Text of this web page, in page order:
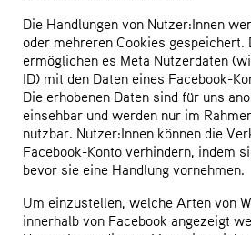
Die Handlungen von Nutzer:Innen
oder mehreren Cookies gespeichert.
ermöglichen es Meta Nutzerdaten
ID) mit den Daten eines Facebook-
Die erhobenen Daten sind für uns
einsehbar und werden nur im
nutzbar. Nutzer:Innen können die
Facebook-Konto verhindern, indem
bevor sie eine Handlung vornehmen.
Um einzustellen, welche Arten von
innerhalb von Facebook angezeigt